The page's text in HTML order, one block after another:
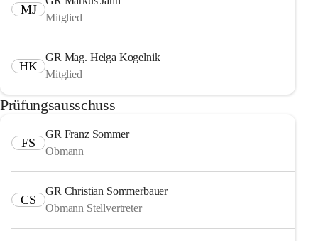
MJ
Mitglied
HK
GR Mag. Helga Kogelnik
Mitglied
Prüfungsausschuss
FS
GR Franz Sommer
Obmann
CS
GR Christian Sommerbauer
Obmann Stellvertreter